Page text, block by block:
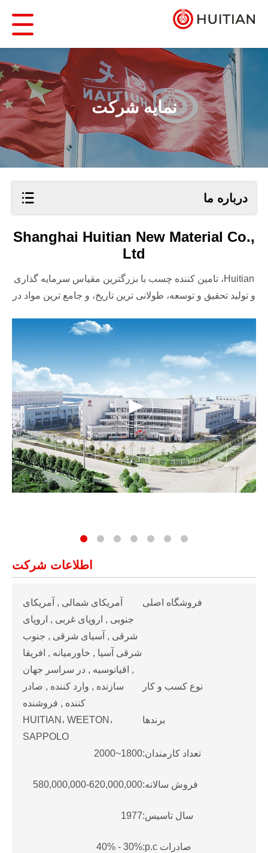
نمایه شرکت
درباره ما
Shanghai Huitian New Material Co.,
Ltd
Huitian، تامین کننده چسب با بزرگترین مقیاس سرمایه گذاری
و تولید تحقیق و توسعه، طولانی ترین تاریخ، و جامع ترین مواد در
اطلاعات شرکت
فروشگاه اصلی
آمریکای شمالی , آمریکای
جنوبی , اروپای غربی , اروپای
شرقی , آسیای شرقی , جنوب
شرقی آسیا , خاورمیانه , افریقا
, اقیانوسیه , در سراسر جهان
نوع کسب و کار
سازنده , وارد کننده , صادر
کننده , فروشنده
برندها
HUITIAN، WEETON،
SAPPOLO
تعداد کارمندان:1800~2000
فروش سالانه:580,000,000-620,000,000
سال تاسیس:1977
صادرات p.c: 30% - 40%